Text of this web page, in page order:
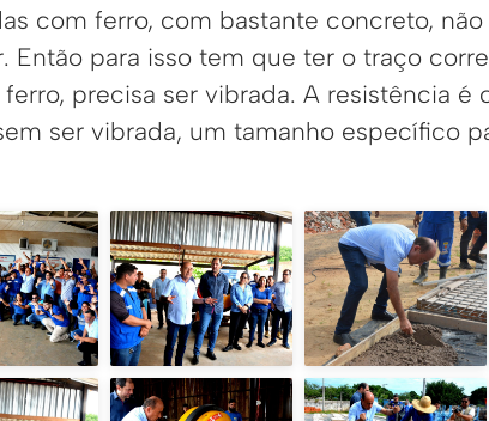
com ferro, com bastante concreto, não
Então para isso tem que ter o traço
precisa ser vibrada. A resistência é
ser vibrada, um tamanho específico